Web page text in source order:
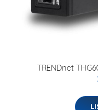
TRENDnet TI-